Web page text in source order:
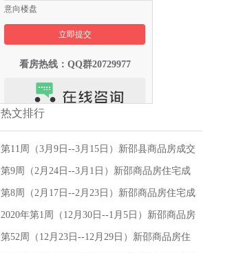
意向楼盘
看房热线：QQ群20729977
热文排行
第11周（3月9日--3月15日）新邵县商品房成交
26套，新邵县房价为3882元/㎡-新邵县房地产
网
第9周（2月24日--3月1日）新邵商品房住宅成
交34套，新邵房价为3803元/㎡-新邵县房地产
网
第8周（2月17日--2月23日）新邵商品房住宅成
交10套，新邵房价为3748元/㎡-新邵县房地产
网
2020年第1周（12月30日--1月5日）新邵商品房
住宅成交21套，新邵房价为3998元/㎡-新邵县
第52周（12月23日--12月29日）新邵商品房住